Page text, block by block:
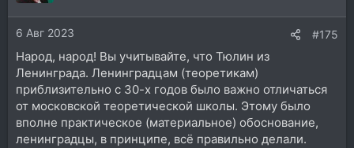
6 Авг 2023 #175
Народ, народ! Вы учитывайте, что Тюлин из
Ленинграда. Ленинградцам (теоретикам)
приблизительно с 30-х годов было важно отличаться
от московской теоретической школы. Этому было
вполне практическое (материальное) обоснование,
ленинградцы, в принципе, всё правильно делали.